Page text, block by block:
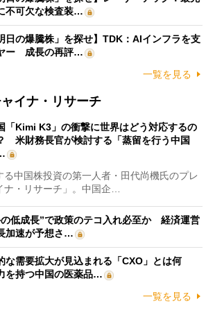
不可欠な検査装…
日の爆騰株」を探せ】TDK：AIインフラを支
ー 成長の再評…
一覧を見る
イナ・リサーチ
「Kimi K3」の衝撃に世界はどう対応するの
米財務長官が検討する「蒸留を行う中国
中国株投資の第一人者・田代尚機氏のプレ
ナ・リサーチ」。中国企…
低成長”で政策のテコ入れ必至か 経済運営
加速が予想さ…
な需要拡大が見込まれる「CXO」とは何
持つ中国の医薬品…
一覧を見る